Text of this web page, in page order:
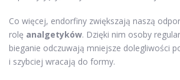
Co więcej, endorfiny zwiększają naszą
rolę analgetyków. Dzięki nim osoby
bieganie odczuwają mniejsze dolegliwości
i szybciej wracają do formy.